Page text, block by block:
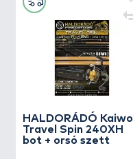
HALDORÁDÓ Kaiwo
Travel Spin 240XH
bot + orsó szett